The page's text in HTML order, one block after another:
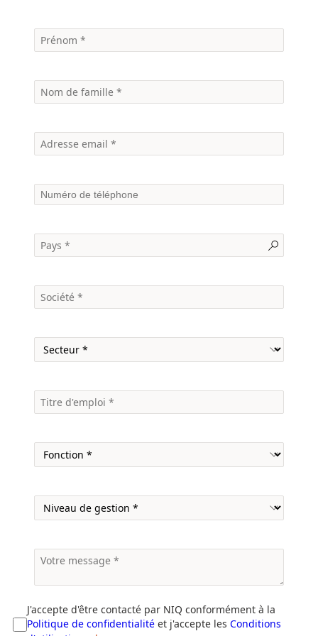
J'accepte d'être contacté par NIQ conformément à la
Politique de confidentialité et j'accepte les Conditions